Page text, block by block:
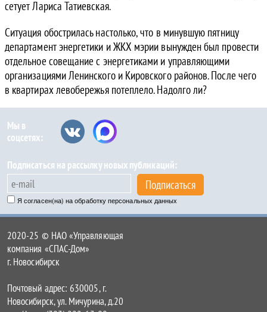
сетует Лариса Татиевская.
Ситуация обострилась настолько, что в минувшую пятницу
департамент энергетики и ЖКХ мэрии вынужден был провести
отдельное совещание с энергетиками и управляющими
организациями Ленинского и Кировского районов. После чего
в квартирах левобережья потеплело. Надолго ли?
Мы в
соцсетях:
Подписаться на рассылку новых публикаций:
Подписаться
Я согласен(на) на обработку персональных данных
2020-25 © НАО «Управляющая
компания «СПАС-Дом»
г. Новосибирск
Почтовый адрес: 630005, г.
Новосибирск, ул. Мичурина, д.20